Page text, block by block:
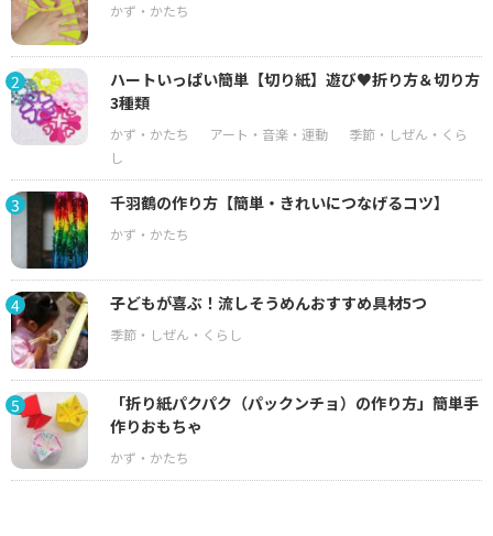
2
ハートいっぱい簡単【切り紙】遊び♥折り方＆切り方
3種類
3 千羽鶴の作り方【簡単・きれいにつなげるコツ】
4 子どもが喜ぶ！流しそうめんおすすめ具材5つ
5
「折り紙パクパク（パックンチョ）の作り方」簡単手
作りおもちゃ